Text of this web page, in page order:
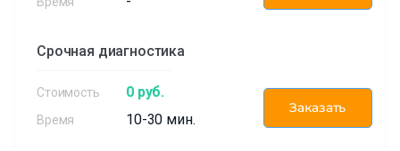
Срочная диагностика
0 руб.
10-30 мин.
Заказать